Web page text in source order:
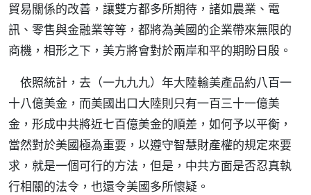
貿易關係的改善，讓雙方都多所期待，諸如農業、電
訊、零售與金融業等等，都將為美國的企業帶來無限的
商機，相形之下，美方將會對於兩岸和平的期盼日殷。
依照統計，去（一九九九）年大陸輸美產品約八百一
十八億美金，而美國出口大陸則只有一百三十一億美
金，形成中共將近七百億美金的順差，如何予以平衡，
當然對於美國極為重要，以遵守智慧財產權的規定來要
求，就是一個可行的方法，但是，中共方面是否忍真執
行相關的法令，也還令美國多所懷疑。